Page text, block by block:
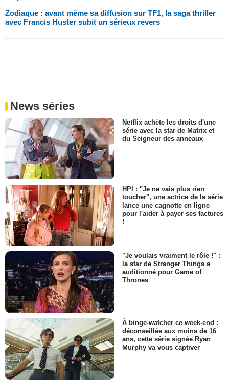
Zodiaque : avant même sa diffusion sur TF1, la saga thriller
avec Francis Huster subit un sérieux revers
News séries
Netflix achète les droits d'une
série avec la star de Matrix et
du Seigneur des anneaux
HPI : "Je ne vais plus rien
toucher", une actrice de la série
lance une cagnotte en ligne
pour l'aider à payer ses factures
!
"Je voulais vraiment le rôle !" :
la star de Stranger Things a
auditionné pour Game of
Thrones
À binge-watcher ce week-end :
déconseillée aux moins de 16
ans, cette série signée Ryan
Murphy va vous captiver